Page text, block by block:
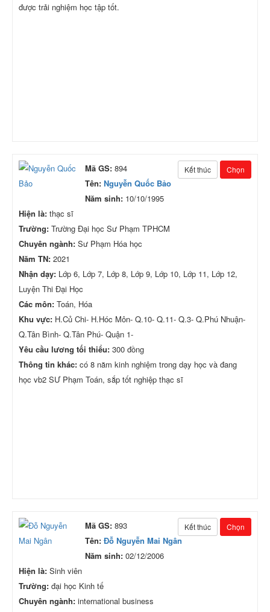
được trải nghiệm học tập tốt.
Kết thúc Chọn
Mã GS: 894
Tên: Nguyễn Quốc Bảo
Năm sinh: 10/10/1995
Hiện là: thạc sĩ
Trường: Trường Đại học Sư Phạm TPHCM
Chuyên ngành: Sư Phạm Hóa học
Năm TN: 2021
Nhận dạy: Lớp 6, Lớp 7, Lớp 8, Lớp 9, Lớp 10, Lớp 11, Lớp 12,
Luyện Thi Đại Học
Các môn: Toán, Hóa
Khu vực: H.Củ Chi- H.Hóc Môn- Q.10- Q.11- Q.3- Q.Phú Nhuận-
Q.Tân Bình- Q.Tân Phú- Quận 1-
Yêu cầu lương tối thiểu: 300 đồng
Thông tin khác: có 8 năm kinh nghiệm trong dạy học và đang
học vb2 SƯ Phạm Toán, sắp tốt nghiệp thạc sĩ
Kết thúc Chọn
Mã GS: 893
Tên: Đỗ Nguyễn Mai Ngân
Năm sinh: 02/12/2006
Hiện là: Sinh viên
Trường: đại học Kinh tế
Chuyên ngành: international business